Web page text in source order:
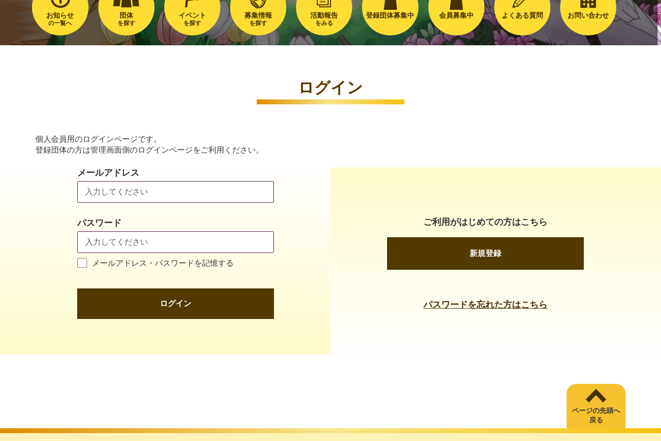
お知らせ
の一覧へ
団体
を探す
イベント
を探す
募集情報
を探す
活動報告
をみる
登録団体募集中 会員募集中 よくある質問 お問い合わせ
ログイン
個人会員用のログインページです。
登録団体の方は管理画面側のログインページをご利用ください。
メールアドレス
パスワード
メールアドレス・パスワードを記憶する
ログイン
ご利用がはじめての方はこちら
新規登録
パスワードを忘れた方はこちら
ページの先頭へ
戻る